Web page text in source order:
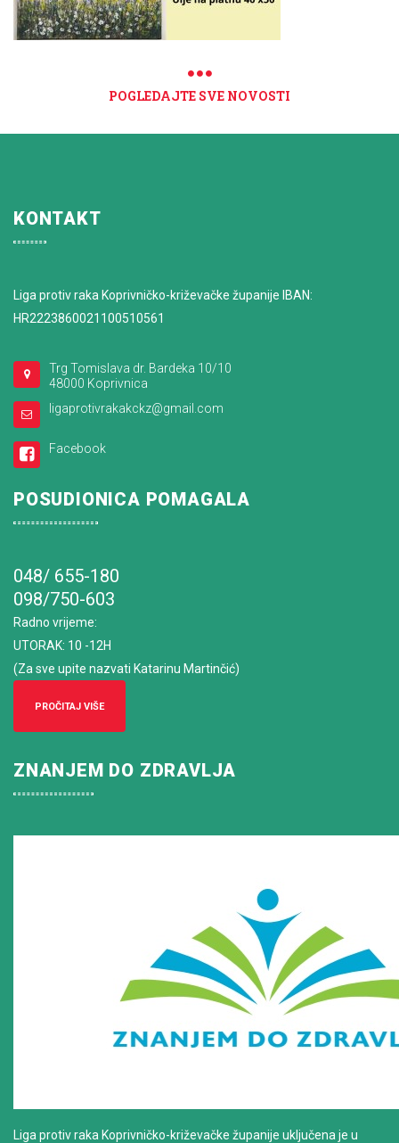
POGLEDAJTE SVE NOVOSTI
KONTAKT
Liga protiv raka Koprivničko-križevačke županije IBAN:
HR2223860021100510561
Trg Tomislava dr. Bardeka 10/10
48000 Koprivnica
ligaprotivrakakckz@gmail.com
Facebook
POSUDIONICA POMAGALA
048/ 655-180
098/750-603
Radno vrijeme:
UTORAK: 10 -12H
(Za sve upite nazvati Katarinu Martinčić)
PROČITAJ VIŠE
ZNANJEM DO ZDRAVLJA
Liga protiv raka Koprivničko-križevačke županije uključena je u